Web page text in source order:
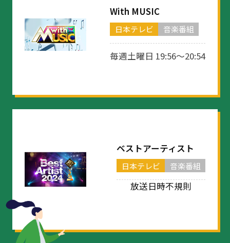
With MUSIC
日本テレビ 音楽番組
毎週土曜日 19:56〜20:54
ベストアーティスト
日本テレビ 音楽番組
放送日時不規則